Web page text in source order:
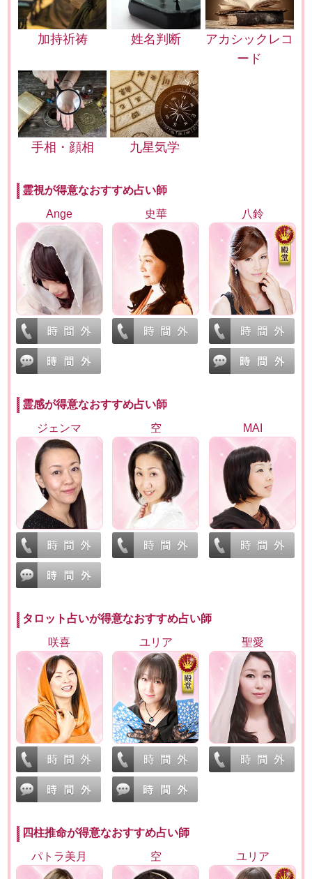
加持祈祷 姓名判断
アカシックレコ
ード
手相・顔相 九星気学
霊視が得意なおすすめ占い師
Ange
史華 八鈴
霊感が得意なおすすめ占い師
ジェンマ
空 MAI
タロット占いが得意なおすすめ占い師
咲喜
ユリア 聖愛
四柱推命が得意なおすすめ占い師
パトラ美月
空 ユリア